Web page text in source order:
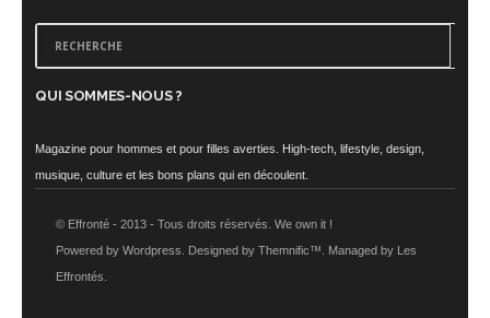
QUI SOMMES-NOUS ?
Magazine pour hommes et pour filles averties. High-tech, lifestyle, design,
musique, culture et les bons plans qui en découlent.
© Effronté - 2013 - Tous droits réservés. We own it !
Powered by Wordpress. Designed by Themnific™. Managed by Les
Effrontés.